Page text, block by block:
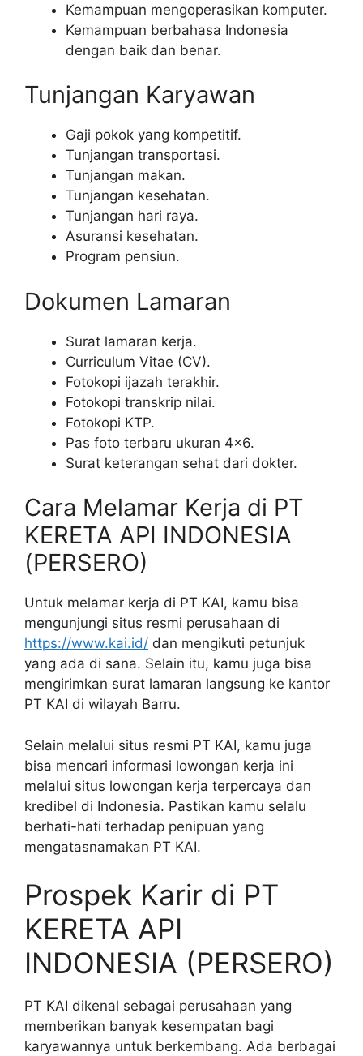
Kemampuan mengoperasikan komputer.
Kemampuan berbahasa Indonesia
dengan baik dan benar.
Tunjangan Karyawan
Gaji pokok yang kompetitif.
Tunjangan transportasi.
Tunjangan makan.
Tunjangan kesehatan.
Tunjangan hari raya.
Asuransi kesehatan.
Program pensiun.
Dokumen Lamaran
Surat lamaran kerja.
Curriculum Vitae (CV).
Fotokopi ijazah terakhir.
Fotokopi transkrip nilai.
Fotokopi KTP.
Pas foto terbaru ukuran 4×6.
Surat keterangan sehat dari dokter.
Cara Melamar Kerja di PT
KERETA API INDONESIA
(PERSERO)
Untuk melamar kerja di PT KAI, kamu bisa
mengunjungi situs resmi perusahaan di
https://www.kai.id/ dan mengikuti petunjuk
yang ada di sana. Selain itu, kamu juga bisa
mengirimkan surat lamaran langsung ke kantor
PT KAI di wilayah Barru.
Selain melalui situs resmi PT KAI, kamu juga
bisa mencari informasi lowongan kerja ini
melalui situs lowongan kerja terpercaya dan
kredibel di Indonesia. Pastikan kamu selalu
berhati-hati terhadap penipuan yang
mengatasnamakan PT KAI.
Prospek Karir di PT
KERETA API
INDONESIA (PERSERO)
PT KAI dikenal sebagai perusahaan yang
memberikan banyak kesempatan bagi
karyawannya untuk berkembang. Ada berbagai